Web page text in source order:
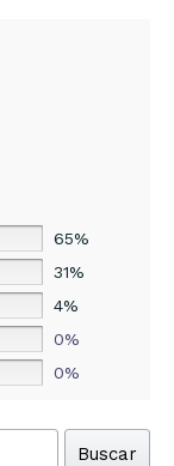
65%
31%
4%
0%
0%
Buscar